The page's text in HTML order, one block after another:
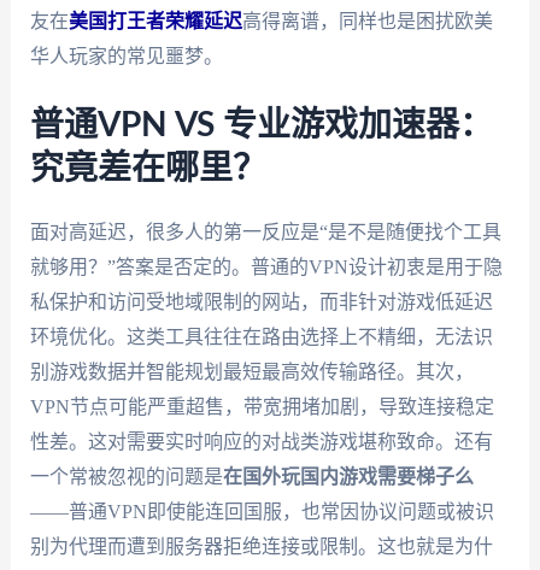
友在美国打王者荣耀延迟高得离谱，同样也是困扰欧美
华人玩家的常见噩梦。
普通VPN VS 专业游戏加速器：
究竟差在哪里？
面对高延迟，很多人的第一反应是“是不是随便找个工具
就够用？”答案是否定的。普通的VPN设计初衷是用于隐
私保护和访问受地域限制的网站，而非针对游戏低延迟
环境优化。这类工具往往在路由选择上不精细，无法识
别游戏数据并智能规划最短最高效传输路径。其次，
VPN节点可能严重超售，带宽拥堵加剧，导致连接稳定
性差。这对需要实时响应的对战类游戏堪称致命。还有
一个常被忽视的问题是在国外玩国内游戏需要梯子么
——普通VPN即使能连回国服，也常因协议问题或被识
别为代理而遭到服务器拒绝连接或限制。这也就是为什